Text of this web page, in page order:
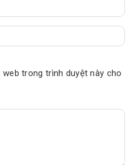
trong trình duyệt này cho